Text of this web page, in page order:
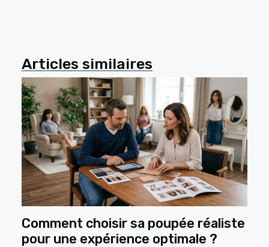
Articles similaires
Comment choisir sa poupée réaliste
pour une expérience optimale ?